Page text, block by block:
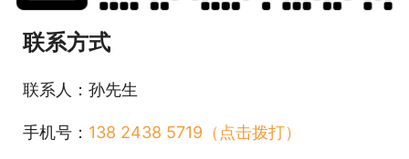
联系方式
联系人：孙先生
手机号： 138 2438 5719（点击拨打）